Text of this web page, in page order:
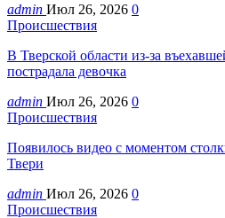
admin Июл 26, 2026 0
Происшествия
В Тверской области из-за
пострадала девочка
admin Июл 26, 2026 0
Происшествия
Появилось видео с моментом
Твери
admin Июл 26, 2026 0
Происшествия